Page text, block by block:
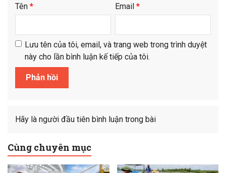
Tên * Email *
Lưu tên của tôi, email, và trang web trong trình duyệt
này cho lần bình luận kế tiếp của tôi.
Hãy là người đầu tiên bình luận trong bài
Cùng chuyên mục